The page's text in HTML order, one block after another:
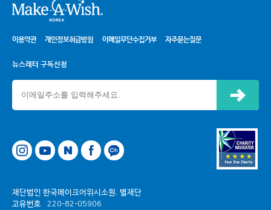
이용약관 개인정보취급방침 이메일무단수집거부 자주묻는질문
뉴스레터 구독신청
이버페이스북카카오톡 채널
재단법인 한국메이크어위시소원. 별재단
고유번호 220-82-05906